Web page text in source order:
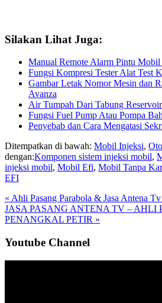
Silakan Lihat Juga:
Manual Remote Alarm Pintu
Fungsi Kompresi Tester Alat Test
Gambar Letak Nomor Mesin dan
Avanza
Air Tumpah Dari Tabung
Fungsi Fuel Pump Atau Pompa
Penyebab dan Cara Mengatasi
Ditempatkan di bawah: Mobil Injeksi,
dengan:Komponen sistem injeksi mobil,
injeksi mobil, Mobil Efi, Mobil Tanpa
EFI
Previous
Post:
« Ahli Pasang Parabola & Jasa Antena
Next
Post:
JASA PASANG ANTENA TV – AHLI
PENANGKAL PETIR »
Sidebar
Utama
Youtube Channel